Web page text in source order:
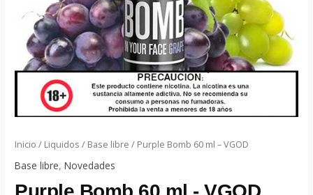
Inicio / Liquidos / Base libre / Purple Bomb 60 ml – VGOD
Base libre,Novedades